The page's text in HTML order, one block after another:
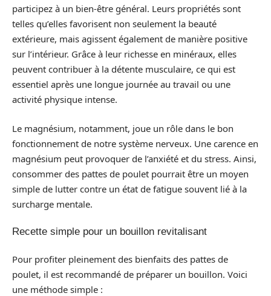
participez à un bien-être général. Leurs propriétés sont
telles qu’elles favorisent non seulement la beauté
extérieure, mais agissent également de manière positive
sur l’intérieur. Grâce à leur richesse en minéraux, elles
peuvent contribuer à la détente musculaire, ce qui est
essentiel après une longue journée au travail ou une
activité physique intense.
Le magnésium, notamment, joue un rôle dans le bon
fonctionnement de notre système nerveux. Une carence en
magnésium peut provoquer de l’anxiété et du stress. Ainsi,
consommer des pattes de poulet pourrait être un moyen
simple de lutter contre un état de fatigue souvent lié à la
surcharge mentale.
Recette simple pour un bouillon revitalisant
Pour profiter pleinement des bienfaits des pattes de
poulet, il est recommandé de préparer un bouillon. Voici
une méthode simple :